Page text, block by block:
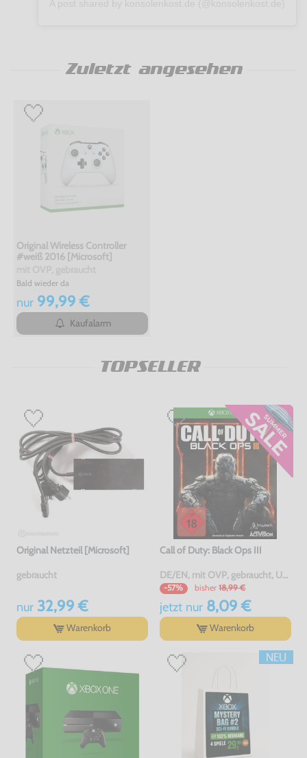
Zuletzt angesehen
Original Wireless Controller
#weiß 2016 [Microsoft]
Bald wieder da
nur99,99 €
Kaufalarm
TOPSELLER
Original Netzteil [Microsoft]
gebraucht
nur32,99 €
Warenkorb
Call of Duty: Black Ops III
DE/EN, mit OVP, gebraucht, USK18
-57% bisher 18,99 €
jetzt nur8,09 €
Warenkorb